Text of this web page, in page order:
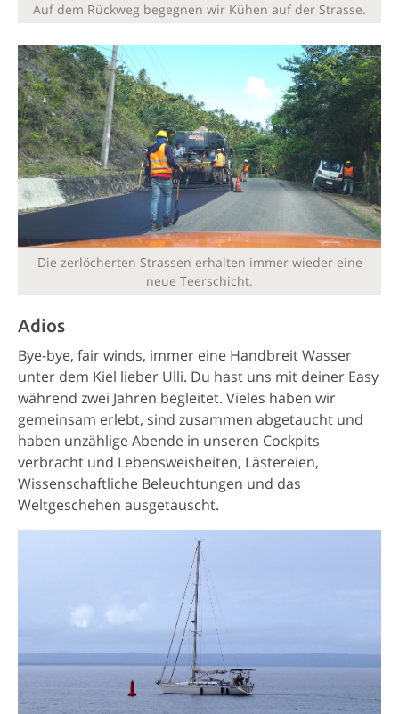
Auf dem Rückweg begegnen wir Kühen auf der Strasse.
Die zerlöcherten Strassen erhalten immer wieder eine
neue Teerschicht.
Adios
Bye-bye, fair winds, immer eine Handbreit Wasser
unter dem Kiel lieber Ulli. Du hast uns mit deiner Easy
während zwei Jahren begleitet. Vieles haben wir
gemeinsam erlebt, sind zusammen abgetaucht und
haben unzählige Abende in unseren Cockpits
verbracht und Lebensweisheiten, Lästereien,
Wissenschaftliche Beleuchtungen und das
Weltgeschehen ausgetauscht.